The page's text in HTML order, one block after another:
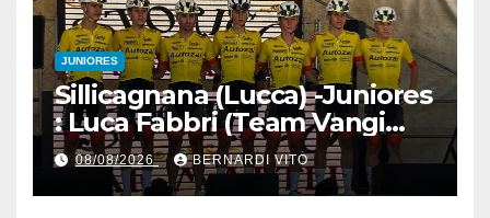
JUNIORES
Sillicagnana (Lucca) -Juniores
: Luca Fabbri (Team Vangi
Tommasini) vince il “Gran
Premio Garfagnana –
Memorial Gino Bartali”
08/08/2026 BERNARDI VITO